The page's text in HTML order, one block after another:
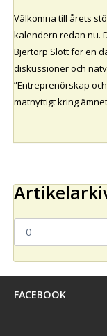
Välkomna till årets
kalendern redan nu.
Bjertorp Slott för en
diskussioner och
”Entreprenörskap
matnyttigt kring
FACEBOOK